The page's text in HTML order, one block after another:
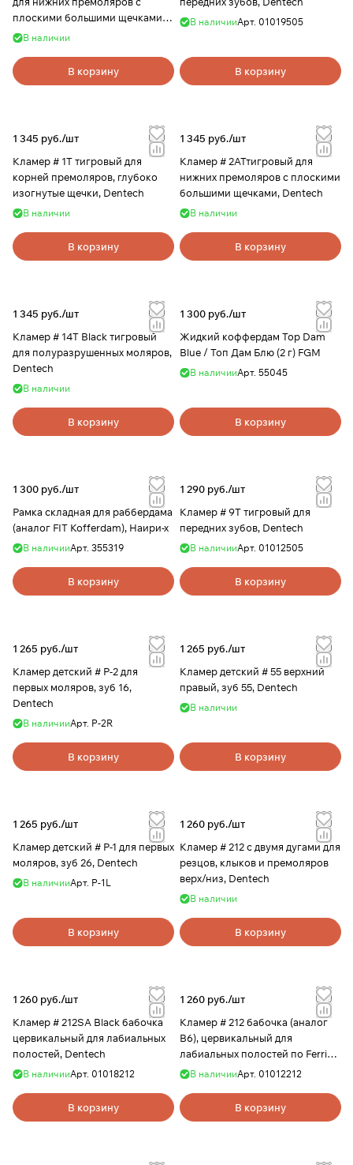
плоскими большими щечками,
Dentech
В наличии
В корзину
В наличииАрт. 01019505
В корзину
1 345 руб./шт
Кламер # 1T тигровый для
корней премоляров, глубоко
изогнутые щечки, Dentech
В наличии
В корзину
1 345 руб./шт
Кламер # 2АТтигровый для
нижних премоляров с плоскими
большими щечками, Dentech
В наличии
В корзину
1 345 руб./шт
Кламер # 14Т Black тигровый
для полуразрушенных моляров,
Dentech
В наличии
В корзину
1 300 руб./шт
Жидкий коффердам Top Dam
Blue / Топ Дам Блю (2 г) FGM
В наличииАрт. 55045
В корзину
1 300 руб./шт
Рамка складная для раббердама
(аналог FIT Kofferdam), Наири-х
В наличииАрт. 355319
В корзину
1 290 руб./шт
Кламер # 9Т тигровый для
передних зубов, Dentech
В наличииАрт. 01012505
В корзину
1 265 руб./шт
Кламер детский # Р-2 для
первых моляров, зуб 16,
Dentech
В наличииАрт. P-2R
В корзину
1 265 руб./шт
Кламер детский # 55 верхний
правый, зуб 55, Dentech
В наличии
В корзину
1 265 руб./шт
Кламер детский # Р-1 для первых
моляров, зуб 26, Dentech
В наличииАрт. P-1L
В корзину
1 260 руб./шт
Кламер # 212 с двумя дугами для
резцов, клыков и премоляров
верх/низ, Dentech
В наличии
В корзину
1 260 руб./шт
Кламер # 212SA Black бабочка
цервикальный для лабиальных
полостей, Dentech
В наличииАрт. 01018212
В корзину
1 260 руб./шт
Кламер # 212 бабочка (аналог
В6), цервикальный для
лабиальных полостей по Ferrier,
Dentech
В наличииАрт. 01012212
В корзину